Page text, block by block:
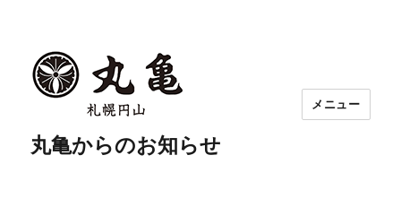
丸亀からのお知らせ
メニュー